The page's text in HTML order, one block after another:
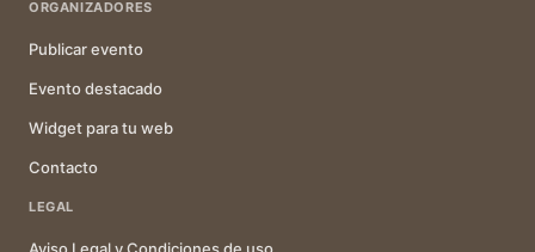
ORGANIZADORES
Publicar evento
Evento destacado
Widget para tu web
Contacto
LEGAL